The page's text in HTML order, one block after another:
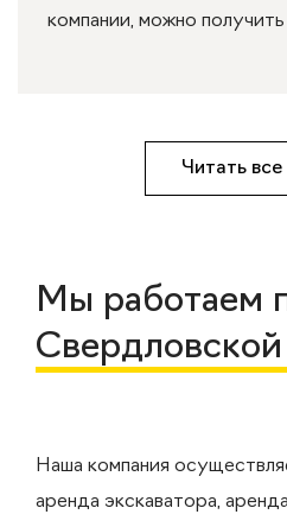
компании, можно получить
Читать все
Мы работаем
Свердловской
Наша компания
аренда экскаватора,